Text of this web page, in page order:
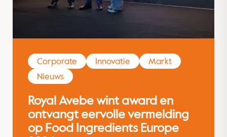
Corporate Innovatie
Markt
Nieuws
Royal Avebe wint award en
ontvangt eervolle vermelding
op Food Ingredients Europe